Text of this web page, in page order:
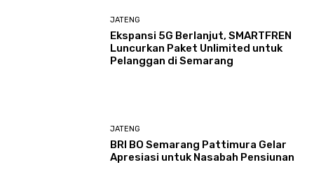
JATENG
Ekspansi 5G Berlanjut, SMARTFREN
Luncurkan Paket Unlimited untuk
Pelanggan di Semarang
JATENG
BRI BO Semarang Pattimura Gelar
Apresiasi untuk Nasabah Pensiunan